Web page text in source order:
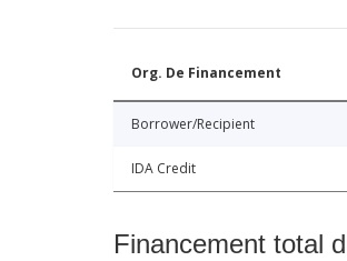
Org. De Financement
Borrower/Recipient
IDA Credit
Financement total